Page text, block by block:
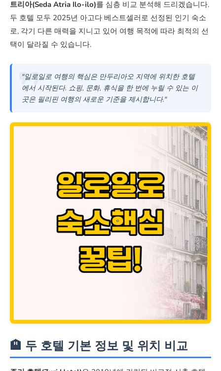
트리아(Seda Atria Ilo-ilo)를 심층 비교 분석해 드리겠습니다.
두 호텔 모두 2025년 아고다 베스트셀러로 선정된 인기 숙소
로, 각기 다른 매력을 지니고 있어 여행 목적에 따라 최적의 선
택이 달라질 수 있습니다.
"일로일로 여행의 핵심은 만두리아오 지역에 위치한 호텔
에서 시작된다. 쇼핑, 문화, 휴식을 한 번에 누릴 수 있는 이
곳은 필리핀 여행의 새로운 기준을 제시합니다."
🏨 두 호텔 기본 정보 및 위치 비교